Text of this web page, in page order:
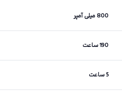
800 میلی آمپر
190 ساعت
5 ساعت